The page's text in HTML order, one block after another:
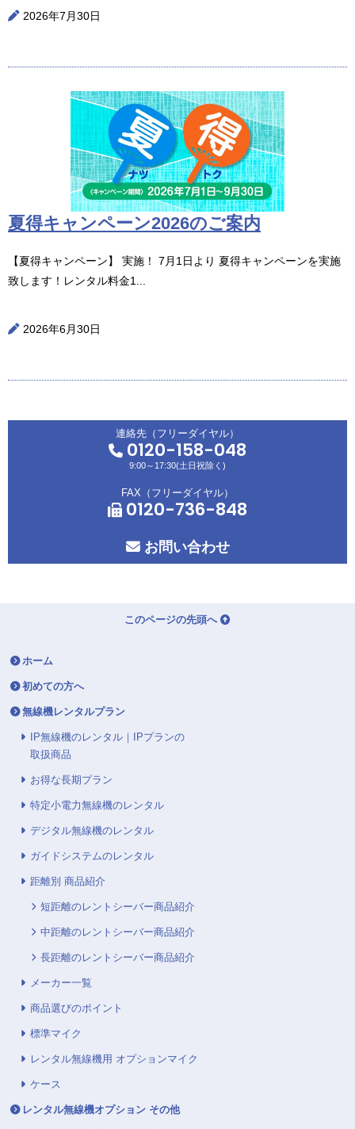
2026年7月30日
夏得キャンペーン2026のご案内
【夏得キャンペーン】 実施！ 7月1日より 夏得キャンペーンを実施
致します！レンタル料金1...
2026年6月30日
連絡先（フリーダイヤル）
0120-158-048
9:00～17:30(土日祝除く)
FAX（フリーダイヤル）
0120-736-848
お問い合わせ
このページの先頭へ
ホーム
初めての方へ
無線機レンタルプラン
IP無線機のレンタル｜IPプランの
取扱商品
お得な長期プラン
特定小電力無線機のレンタル
デジタル無線機のレンタル
ガイドシステムのレンタル
距離別 商品紹介
短距離のレントシーバー商品紹介
中距離のレントシーバー商品紹介
長距離のレントシーバー商品紹介
メーカー一覧
商品選びのポイント
標準マイク
レンタル無線機用 オプションマイク
ケース
レンタル無線機オプション その他